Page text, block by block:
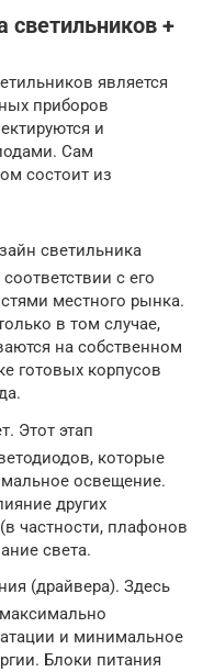
светильников +
является
приборов
и
Сам
состоит из
светильника
с его
местного рынка.
в том случае,
на собственном
готовых корпусов
Этот этап
которые
освещение.
других
частности, плафонов
света.
(драйвера). Здесь
и минимальное
Блоки питания